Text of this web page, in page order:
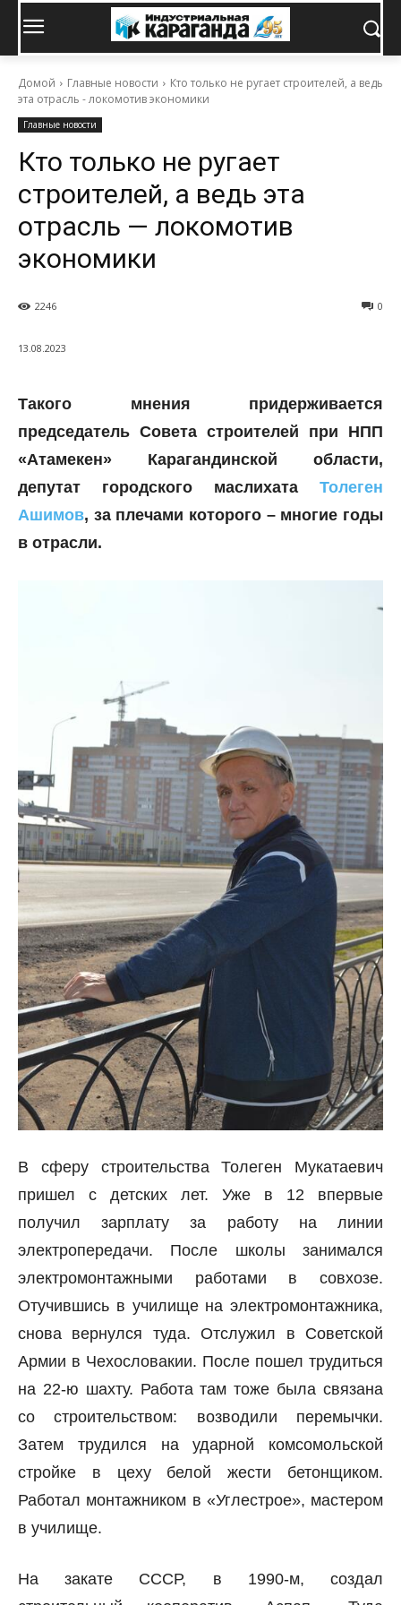
Домой Главные новости
Кто только не ругает строителей, а ведь
эта отрасль - локомотив экономики
Главные новости
Кто только не ругает
строителей, а ведь эта
отрасль — локомотив
экономики
0
2246
13.08.2023
Такого мнения придерживается
председатель Совета строителей при НПП
«Атамекен» Карагандинской области,
депутат городского маслихата Толеген
Ашимов, за плечами которого – многие годы
в отрасли.
В сферу строительства Толеген Мукатаевич
пришел с детских лет. Уже в 12 впервые
получил зарплату за работу на линии
электропередачи. После школы занимался
электромонтажными работами в совхозе.
Отучившись в училище на электромонтажника,
снова вернулся туда. Отслужил в Советской
Армии в Чехословакии. После пошел трудиться
на 22-ю шахту. Работа там тоже была связана
со строительством: возводили перемычки.
Затем трудился на ударной комсомольской
стройке в цеху белой жести бетонщиком.
Работал монтажником в «Углестрое», мастером
в училище.
На закате СССР, в 1990-м, создал